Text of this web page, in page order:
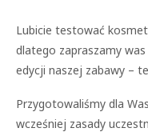
Lubicie testować
dlatego zapraszamy
edycji naszej zabawy –
Przygotowaliśmy dla
wcześniej zasady